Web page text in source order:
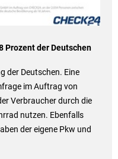
Prozent der Deutschen
der Deutschen. Eine
im Auftrag von
Verbraucher durch die
nutzen. Ebenfalls
der eigene Pkw und